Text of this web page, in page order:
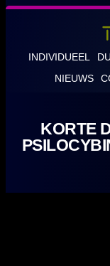
INDIVIDUEEL
NIEUWS
KORTE